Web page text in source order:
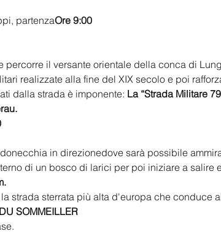
partenzaOre 9:00
percorre il versante orientale della conca di
realizzate alla fine del XIX secolo e poi
dalla strada è imponente: La “Strada Militare
in direzionedove sarà possibile
di un bosco di larici per poi iniziare a salire
strada sterrata più alta d'europa che conduce
SOMMEILLER